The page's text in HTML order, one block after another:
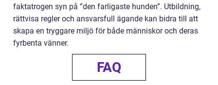
faktatrogen syn på ”den farligaste hunden”. Utbildning,
rättvisa regler och ansvarsfull ägande kan bidra till att
skapa en tryggare miljö för både människor och deras
fyrbenta vänner.
FAQ